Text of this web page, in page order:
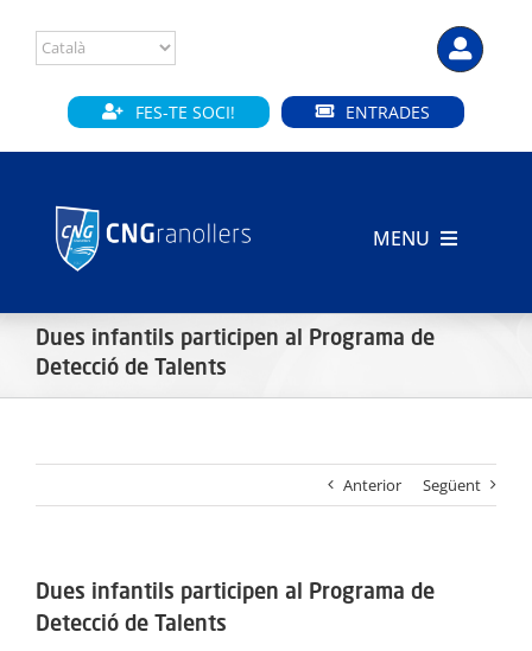
content
FES-TE SOCI! ENTRADES
MENU
CLUB
Dues infantils participen al Programa de
Detecció de Talents
Anterior Següent
Dues infantils participen al Programa de
Detecció de Talents